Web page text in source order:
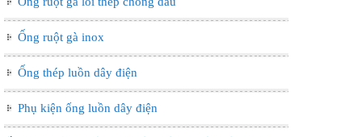
Ống ruột gà inox
Ống thép luồn dây điện
Phụ kiện ống luồn dây điện